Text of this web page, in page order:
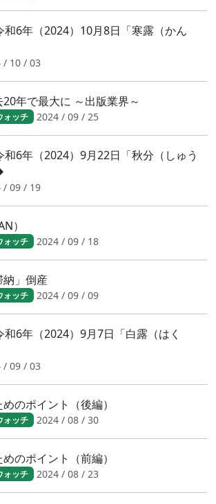
6年（2024）10月8日「寒露（かん
/ 10 / 03
年で最大に ～出版業界～
ォッチ 2024 / 09 / 25
6年（2024）9月22日「秋分（しゅう
/ 09 / 19
）
ォッチ 2024 / 09 / 18
納」倒産
ォッチ 2024 / 09 / 09
6年（2024）9月7日「白露（はく
/ 09 / 03
のポイント（後編）
ォッチ 2024 / 08 / 30
のポイント（前編）
ォッチ 2024 / 08 / 23